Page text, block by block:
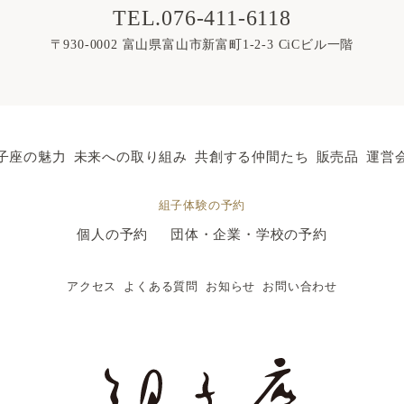
TEL.076-411-6118
〒930-0002 富山県富山市新富町1-2-3 CiCビル一階
座の魅力 未来への取り組み 共創する仲間たち 販売品 運営
組子体験の予約
個人の予約 団体・企業・学校の予約
アクセス よくある質問 お知らせ お問い合わせ